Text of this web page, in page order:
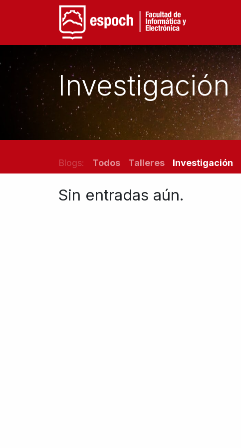
Investigación
Blogs: Todos Talleres Investigación
Sin entradas aún.